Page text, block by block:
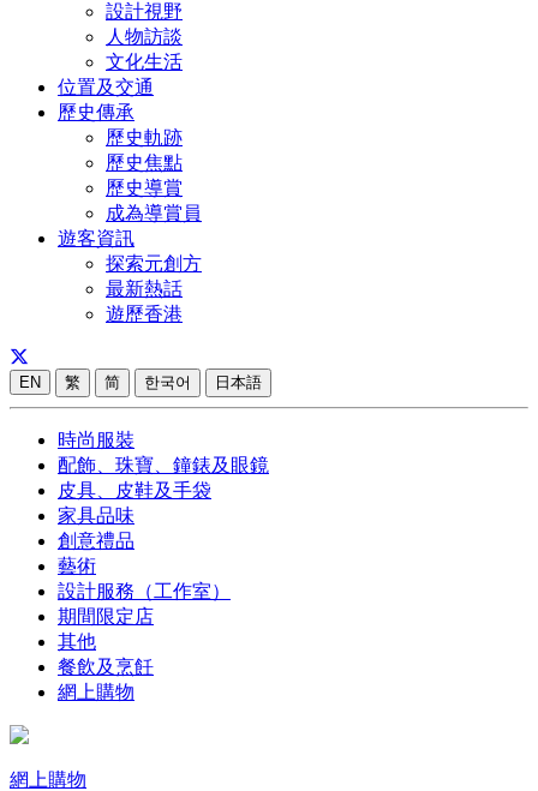
設計視野
人物訪談
文化生活
位置及交通
歷史傳承
歷史軌跡
歷史焦點
歷史導賞
成為導賞員
遊客資訊
探索元創方
最新熱話
遊歷香港
EN 繁 简 한국어 日本語
時尚服裝
配飾、珠寶、鐘錶及眼鏡
皮具、皮鞋及手袋
家具品味
創意禮品
藝術
設計服務（工作室）
期間限定店
其他
餐飲及烹飪
網上購物
網上購物